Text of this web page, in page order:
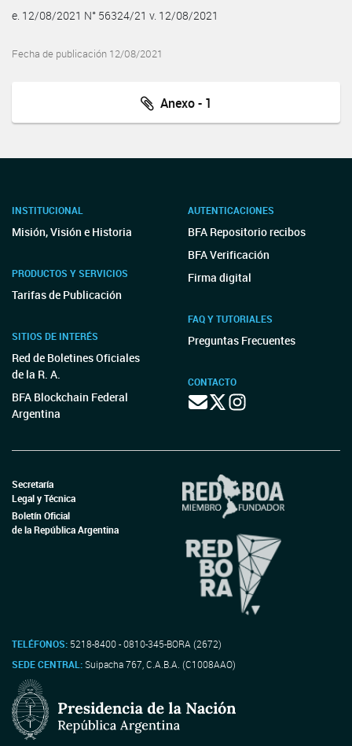
e. 12/08/2021 N° 56324/21 v. 12/08/2021
Fecha de publicación 12/08/2021
Anexo - 1
INSTITUCIONAL
Misión, Visión e Historia
PRODUCTOS Y SERVICIOS
Tarifas de Publicación
SITIOS DE INTERÉS
Red de Boletines Oficiales
de la R. A.
BFA Blockchain Federal
Argentina
AUTENTICACIONES
BFA Repositorio recibos
BFA Verificación
Firma digital
FAQ Y TUTORIALES
Preguntas Frecuentes
CONTACTO
Secretaría
Legal y Técnica
Boletín Oficial
de la República Argentina
TELÉFONOS: 5218-8400 - 0810-345-BORA (2672)
SEDE CENTRAL:Suipacha 767, C.A.B.A. (C1008AAO)